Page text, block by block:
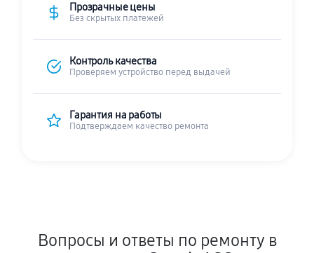
Прозрачные цены
Без скрытых платежей
Контроль качества
Проверяем устройство перед выдачей
Гарантия на работы
Подтверждаем качество ремонта
Вопросы и ответы по ремонту в